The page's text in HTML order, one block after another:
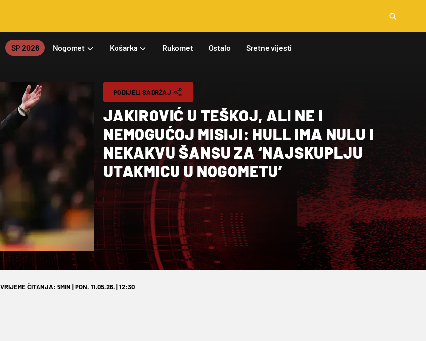
SP 2026 Nogomet Košarka Rukomet Ostalo Sretne vijesti
PODIJELI SADRŽAJ
JAKIROVIĆ U TEŠKOJ, ALI NE I
NEMOGUĆOJ MISIJI: HULL IMA NULU I
NEKAKVU ŠANSU ZA ‘NAJSKUPLJU
UTAKMICU U NOGOMETU’
VRIJEME ČITANJA: 5MIN | PON. 11.05.26. | 12:30